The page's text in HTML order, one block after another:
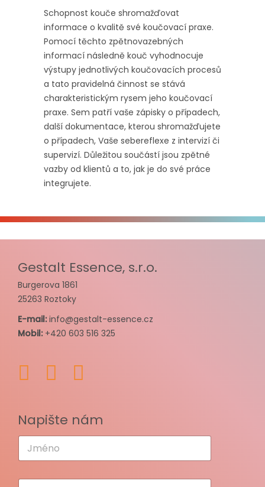
Schopnost kouče shromažďovat
informace o kvalitě své koučovací praxe.
Pomocí těchto zpětnovazebných
informací následně kouč vyhodnocuje
výstupy jednotlivých koučovacích procesů
a tato pravidelná činnost se stává
charakteristickým rysem jeho koučovací
praxe. Sem patří vaše zápisky o případech,
další dokumentace, kterou shromažďujete
o případech, Vaše sebereflexe z intervizí či
supervizí. Důležitou součástí jsou zpětné
vazby od klientů a to, jak je do své práce
integrujete.
Gestalt Essence, s.r.o.
Burgerova 1861
25263 Roztoky
E-mail: info@gestalt-essence.cz
Mobil: +420 603 516 325
Napište nám
J
é
E